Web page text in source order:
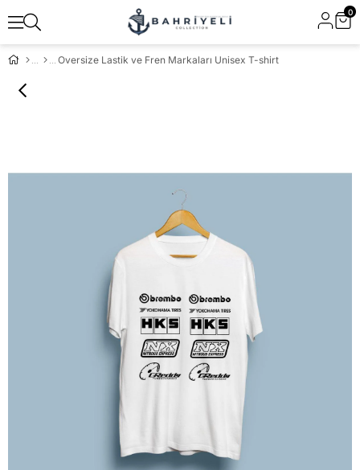
0
Oversize Lastik ve Fren Markaları Unisex T-shirt